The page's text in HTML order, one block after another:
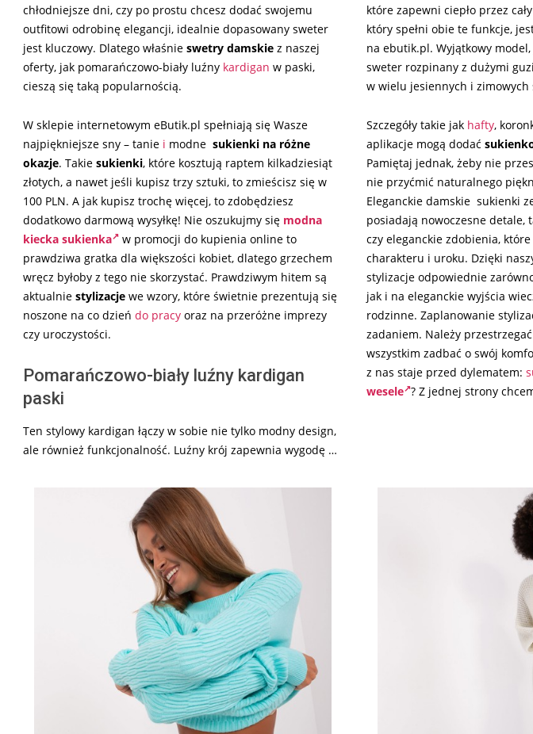
chłodniejsze dni, czy po prostu chcesz dodać swojemu
outfitowi odrobinę elegancji, idealnie dopasowany sweter
jest kluczowy. Dlatego właśnie swetry damskie z naszej
oferty, jak pomarańczowo-biały luźny kardigan w paski,
cieszą się taką popularnością.
W sklepie internetowym eButik.pl spełniają się Wasze
najpiękniejsze sny – tanie i modne sukienki na różne
okazje. Takie sukienki, które kosztują raptem kilkadziesiąt
złotych, a nawet jeśli kupisz trzy sztuki, to zmieścisz się w
100 PLN. A jak kupisz trochę więcej, to zdobędziesz
dodatkowo darmową wysyłkę! Nie oszukujmy się modna
kiecka sukienka
w promocji do kupienia online to
prawdziwa gratka dla większości kobiet, dlatego grzechem
wręcz byłoby z tego nie skorzystać. Prawdziwym hitem są
aktualnie stylizacje we wzory, które świetnie prezentują się
noszone na co dzień do pracy oraz na przeróżne imprezy
czy uroczystości.
Pomarańczowo-biały luźny kardigan
paski
Ten stylowy kardigan łączy w sobie nie tylko modny design,
ale również funkcjonalność. Luźny krój zapewnia wygodę …
które zapewni ciepło przez
który spełni obie te funkcje,
na ebutik.pl. Wyjątkowy
sweter rozpinany z dużymi
w wielu jesiennych i zimowych
Szczegóły takie jak hafty,
aplikacje mogą dodać
Pamiętaj jednak, żeby nie
nie przyćmić naturalnego
Eleganckie damskie sukienki
posiadają nowoczesne detale,
czy eleganckie zdobienia,
charakteru i uroku. Dzięki
stylizacje odpowiednie
jak i na eleganckie wyjścia
rodzinne. Zaplanowanie
zadaniem. Należy
wszystkim zadbać o swój
z nas staje przed dylematem:
wesele ? Z jednej strony